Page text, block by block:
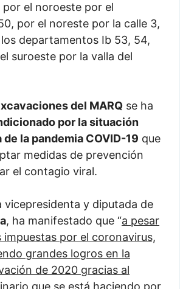
el noroeste por el
por el noreste por la calle 3,
departamentos Ib 53, 54,
suroeste por la valla del
del MARQ se ha
por la situación
la pandemia COVID-19 que
medidas de prevención
el contagio viral.
vicepresidenta y diputada de
, ha manifestado que “a pesar
impuestas por el coronavirus,
grandes logros en la
de 2020 gracias al
que se está haciendo por